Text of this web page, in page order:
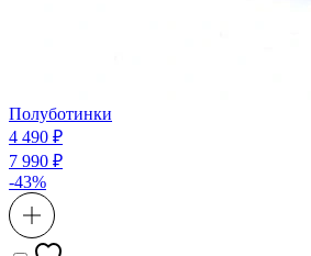
Полуботинки
4 490 ₽
7 990 ₽
-43%